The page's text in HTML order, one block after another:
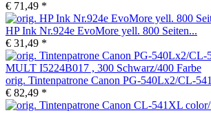
€ 71,49 *
HP Ink Nr.924e EvoMore yell. 800 Seiten...
€ 31,49 *
orig. Tintenpatrone Canon PG-540Lx2/CL-
€ 82,49 *